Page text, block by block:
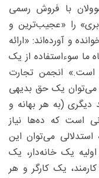
با فروش رسمی
را «عجیب‌ترین و
و آورده‌اند: «ارائه
ما سوءاستفاده از یک
است.» انجمن تجارت
می‌توان یک حق بدیهی
(به هر بهانه و
است که ده‌ها نیاز
می‌توان این
یک خانه‌دار، یک
یک کارگر و هر